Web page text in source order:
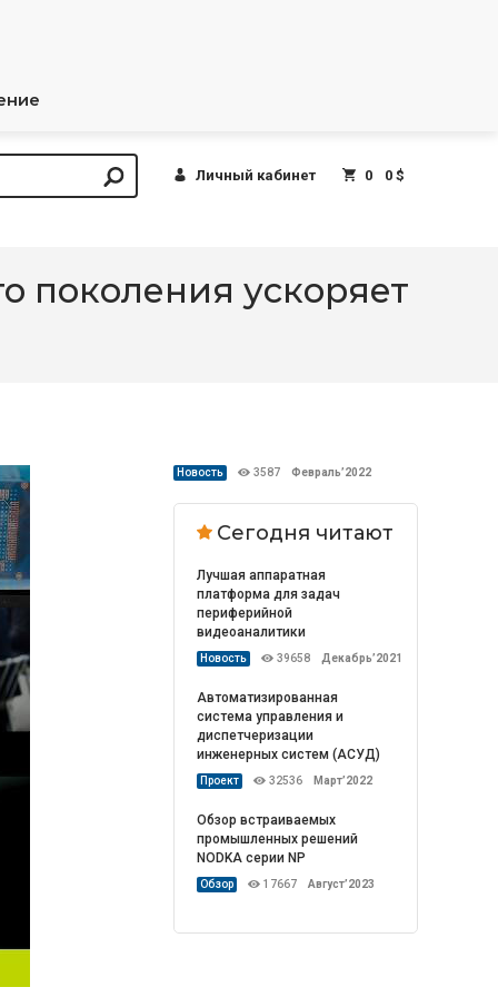
Личный кабинет 0 0 $
поколения ускоряет
Новость 3587 Февраль’2022
Сегодня читают
Лучшая аппаратная
платформа для задач
периферийной
видеоаналитики
Новость 39658 Декабрь’2021
Автоматизированная
система управления и
диспетчеризации
инженерных систем (АСУД)
Проект 32536 Март’2022
Обзор встраиваемых
промышленных решений
NODKA серии NP
Обзор 17667 Август’2023